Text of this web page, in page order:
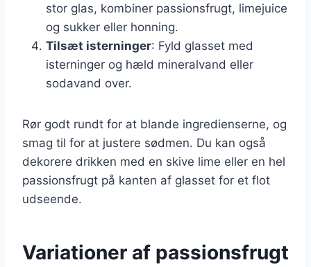
stor glas, kombiner passionsfrugt, limejuice
og sukker eller honning.
Tilsæt isterninger: Fyld glasset med
isterninger og hæld mineralvand eller
sodavand over.
Rør godt rundt for at blande ingredienserne, og
smag til for at justere sødmen. Du kan også
dekorere drikken med en skive lime eller en hel
passionsfrugt på kanten af glasset for et flot
udseende.
Variationer af passionsfrugt